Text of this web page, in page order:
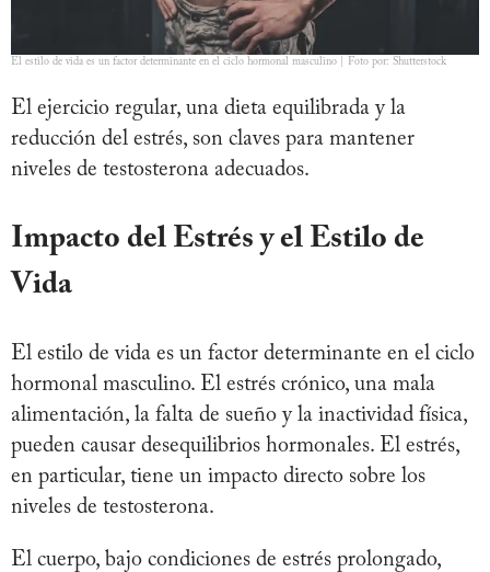
El estilo de vida es un factor determinante en el ciclo hormonal masculino | Foto por: Shutterstock
El ejercicio regular, una dieta equilibrada y la
reducción del estrés, son claves para mantener
niveles de testosterona adecuados.
Impacto del Estrés y el Estilo de
Vida
El estilo de vida es un factor determinante en el ciclo
hormonal masculino. El estrés crónico, una mala
alimentación, la falta de sueño y la inactividad física,
pueden causar desequilibrios hormonales. El estrés,
en particular, tiene un impacto directo sobre los
niveles de testosterona.
El cuerpo, bajo condiciones de estrés prolongado,